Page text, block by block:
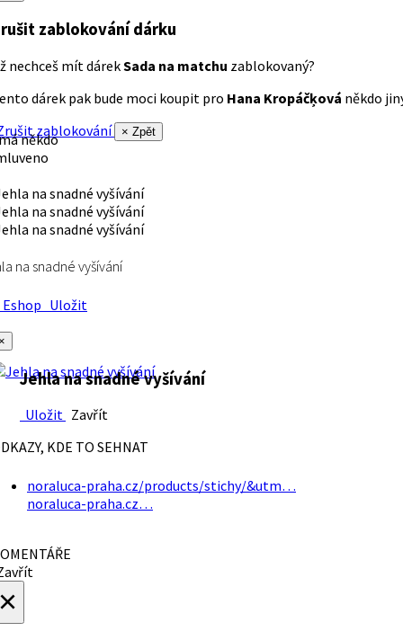
zablokování dárku
nechceš mít dárekSada na matchu zablokovaný?
dárek pak bude moci koupit pro Hana Kropáčķová někdo
zablokování
× Zpět
někdo
na snadné vyšívání
Uložit
Jehla na snadné vyšívání
Uložit Zavřít
KDE TO SEHNAT
noraluca-praha.cz/products/stichy/&utm…
noraluca-praha.cz…